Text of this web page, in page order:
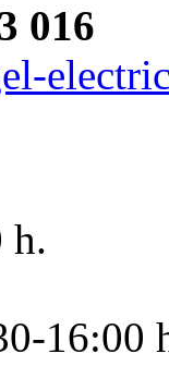
016
h.
16:00